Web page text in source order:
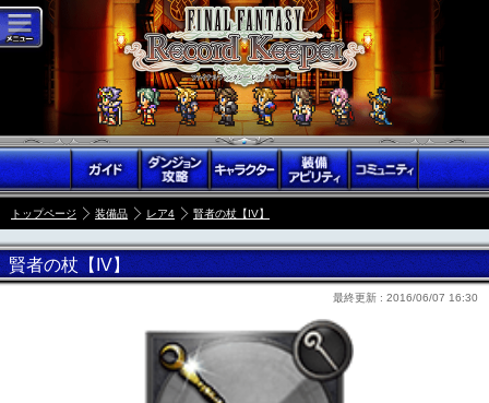
トップページ 装備品 レア4 賢者の杖【IV】
賢者の杖【IV】
最終更新 : 2016/06/07 16:30